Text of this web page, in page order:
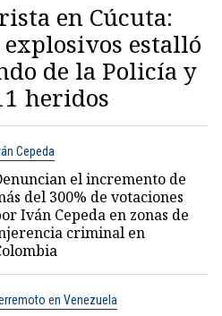
en Cúcuta:
estalló
de la Policía y
heridos
Cepeda
el incremento de
del 300% de votaciones
Iván Cepeda en zonas de
criminal en
en Venezuela